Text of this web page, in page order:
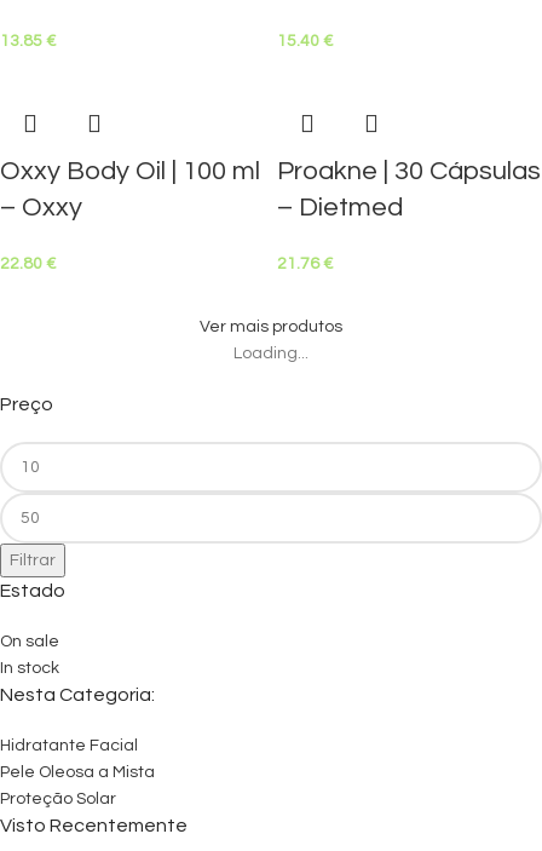
Preço
Filtrar
Estado
On sale
In stock
Nesta Categoria:
Hidratante Facial
Pele Oleosa a Mista
Proteção Solar
Visto Recentemente
13.85 € 15.40 €
Oxxy Body Oil | 100 ml
– Oxxy
22.80 €
Proakne | 30 Cápsulas
– Dietmed
21.76€
Ver mais produtos
Loading...